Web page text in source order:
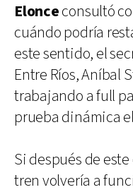
Elonceconsultó
cuándo podría
este sentido, el
Entre Ríos, Aníbal
trabajando a full
prueba dinámica
Si después de
tren volvería a